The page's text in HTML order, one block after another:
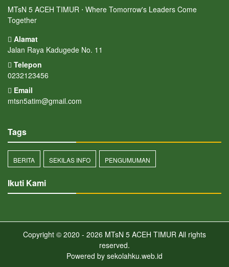
MTsN 5 ACEH TIMUR ⋅ Where Tomorrow's Leaders Come
Together
Alamat
Jalan Raya Kadugede No. 11
Telepon
0232123456
Email
mtsn5atim@gmail.com
Tags
BERITA SEKILAS INFO PENGUMUMAN
Ikuti Kami
Copyright © 2020 - 2026 MTsN 5 ACEH TIMUR All rights
reserved.
Powered by sekolahku.web.id